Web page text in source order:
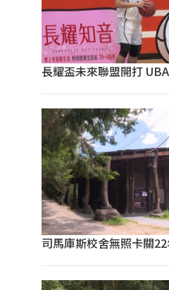
長耀盃未來聯盟開打
司馬庫斯校舍無照卡關